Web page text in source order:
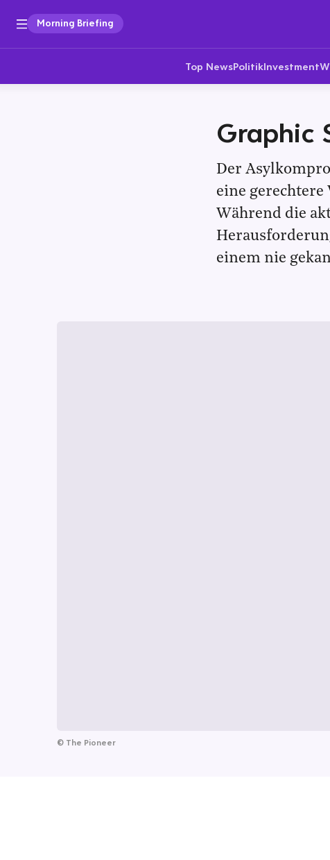
Morning Briefing
Top NewsPolitikInvestment
Graphic
Der
eine
Während die
einem nie
© The Pioneer